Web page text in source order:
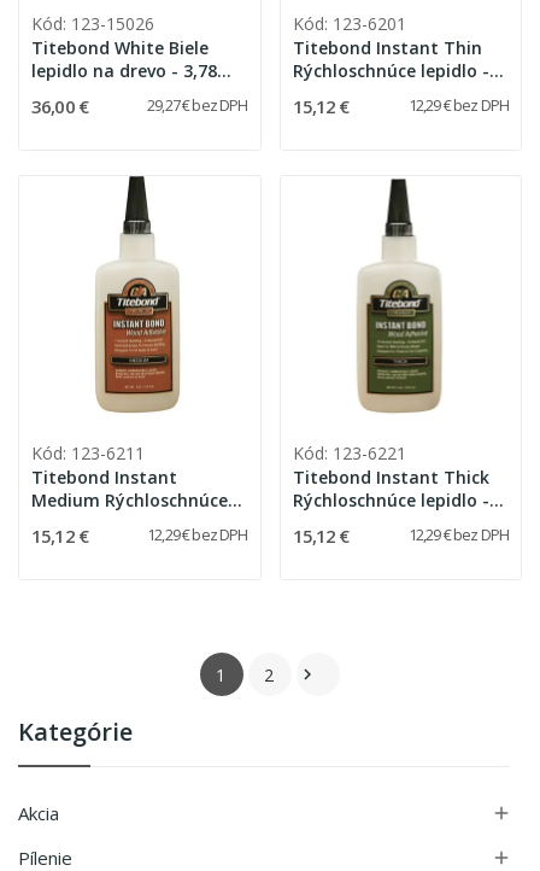
Kategórie
Akcia 
Pílenie 
Kód: 123-15026
Titebond White Biele
lepidlo na drevo - 3,78
36,00 € 29,27 € bez DPH
Kód: 123-6201
Titebond Instant Thin
Rýchloschnúce lepidlo -
15,12 € 12,29 € bez DPH
Kód: 123-6211
Titebond Instant
Medium Rýchloschnúce
15,12 € 12,29 € bez DPH
Kód: 123-6221
Titebond Instant Thick
Rýchloschnúce lepidlo -
15,12 € 12,29 € bez DPH
1 2 